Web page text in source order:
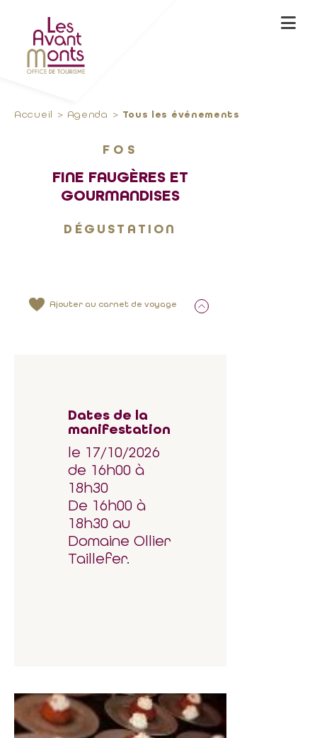
Accueil Agenda Tous les événements
FOS
FINE FAUGÈRES ET
GOURMANDISES
DÉGUSTATION
Ajouter au carnet de voyage
Dates de la
manifestation
le 17/10/2026
de 16h00 à
18h30
De 16h00 à
18h30 au
Domaine Ollier
Taillefer.